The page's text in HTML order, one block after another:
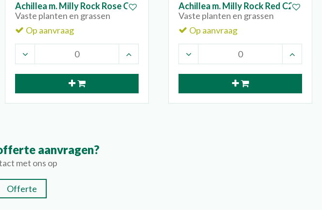
Achillea m. Milly Rock Rose C2
Vaste planten en grassen
Op aanvraag
Achillea m. Milly Rock Red C2
Vaste planten en grassen
Op aanvraag
aanvragen?
met ons op
Offerte